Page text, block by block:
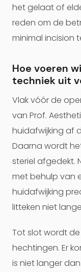
het gelaat of
reden om de
minimal incision
Hoe voeren
techniek uit
Vlak vóór de
van Prof.
huidafwijking af
Daarna wordt
steriel afgedekt.
met behulp van
huidafwijking
litteken niet
Tot slot wordt
hechtingen. Er
is niet langer